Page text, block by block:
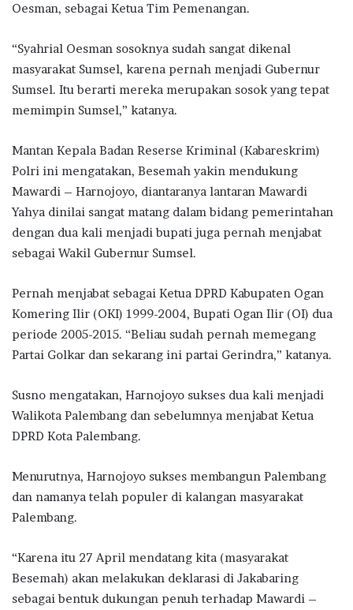
Oesman, sebagai Ketua Tim Pemenangan.
“Syahrial Oesman sosoknya sudah sangat dikenal
masyarakat Sumsel, karena pernah menjadi Gubernur
Sumsel. Itu berarti mereka merupakan sosok yang tepat
memimpin Sumsel,” katanya.
Mantan Kepala Badan Reserse Kriminal (Kabareskrim)
Polri ini mengatakan, Besemah yakin mendukung
Mawardi – Harnojoyo, diantaranya lantaran Mawardi
Yahya dinilai sangat matang dalam bidang pemerintahan
dengan dua kali menjadi bupati juga pernah menjabat
sebagai Wakil Gubernur Sumsel.
Pernah menjabat sebagai Ketua DPRD Kabupaten Ogan
Komering Ilir (OKI) 1999-2004, Bupati Ogan Ilir (OI) dua
periode 2005-2015. “Beliau sudah pernah memegang
Partai Golkar dan sekarang ini partai Gerindra,” katanya.
Susno mengatakan, Harnojoyo sukses dua kali menjadi
Walikota Palembang dan sebelumnya menjabat Ketua
DPRD Kota Palembang.
Menurutnya, Harnojoyo sukses membangun Palembang
dan namanya telah populer di kalangan masyarakat
Palembang.
“Karena itu 27 April mendatang kita (masyarakat
Besemah) akan melakukan deklarasi di Jakabaring
sebagai bentuk dukungan penuh terhadap Mawardi –